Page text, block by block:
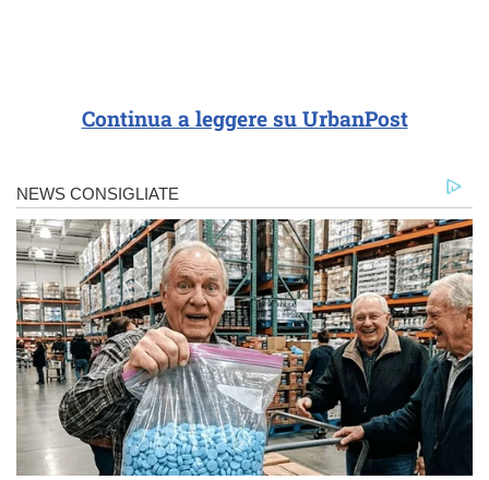
Continua a leggere su UrbanPost